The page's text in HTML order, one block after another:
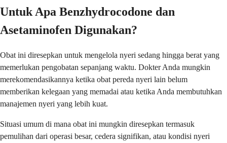
Untuk Apa Benzhydrocodone dan
Asetaminofen Digunakan?
Obat ini diresepkan untuk mengelola nyeri sedang hingga berat yang
memerlukan pengobatan sepanjang waktu. Dokter Anda mungkin
merekomendasikannya ketika obat pereda nyeri lain belum
memberikan kelegaan yang memadai atau ketika Anda membutuhkan
manajemen nyeri yang lebih kuat.
Situasi umum di mana obat ini mungkin diresepkan termasuk
pemulihan dari operasi besar, cedera signifikan, atau kondisi nyeri